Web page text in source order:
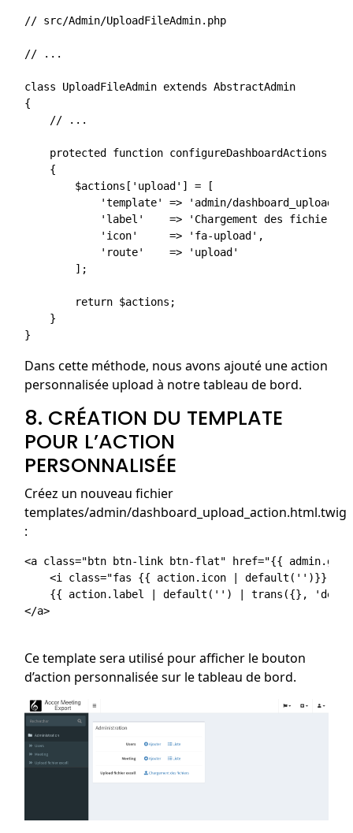
// src/Admin/UploadFileAdmin.php
// ...
class UploadFileAdmin extends AbstractAdmin
{
    // ...
protected function
    {
        $actions['upload'] = [
'template' => 'admin/
            'label'    => 'Chargement des fichiers',
            'icon'     => 'fa-upload',
            'route'    => 'upload'
        ];
        return $actions;
    }
Dans cette méthode, nous avons ajouté une action
personnalisée upload à notre tableau de bord.
8. CRÉATION DU TEMPLATE
POUR L’ACTION
PERSONNALISÉE
Créez un nouveau fichier
templates/admin/dashboard_upload_action.html.twig
:
<a class="btn btn-link btn-flat" href="{{
<i class="fas {{ action.icon |
{{ action.label | default('') | trans({},
</a>
Ce template sera utilisé pour afficher le bouton
d’action personnalisée sur le tableau de bord.